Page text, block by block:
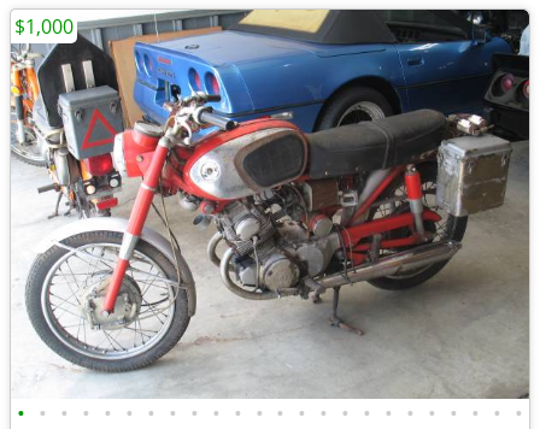
• • • • • • • • • • • • • • • • • • • • • • • •
$1,000